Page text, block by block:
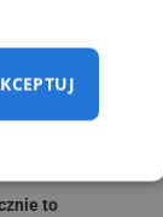
to